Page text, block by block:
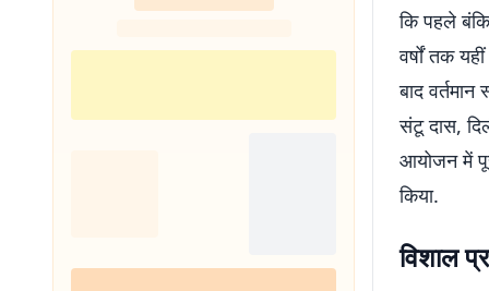
कि पहले
वर्षों तक
बाद
संटू दास,
आयोजन में
किया.
विशाल